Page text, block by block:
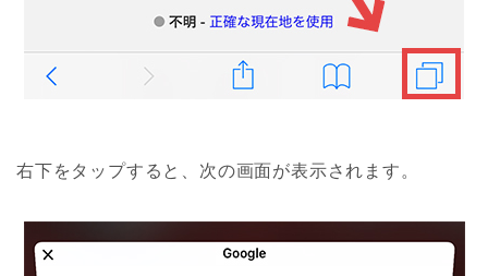
右下をタップすると、次の画面が表示されます。